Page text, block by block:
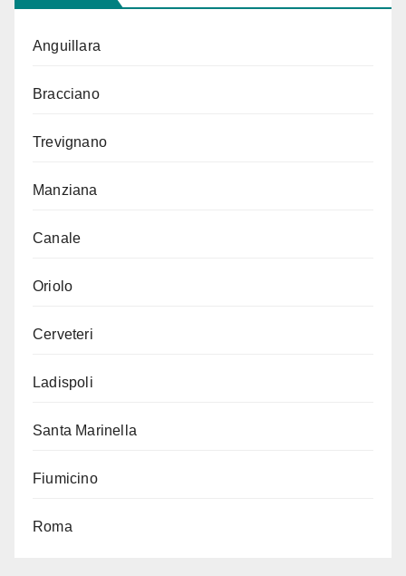
Anguillara
Bracciano
Trevignano
Manziana
Canale
Oriolo
Cerveteri
Ladispoli
Santa Marinella
Fiumicino
Roma